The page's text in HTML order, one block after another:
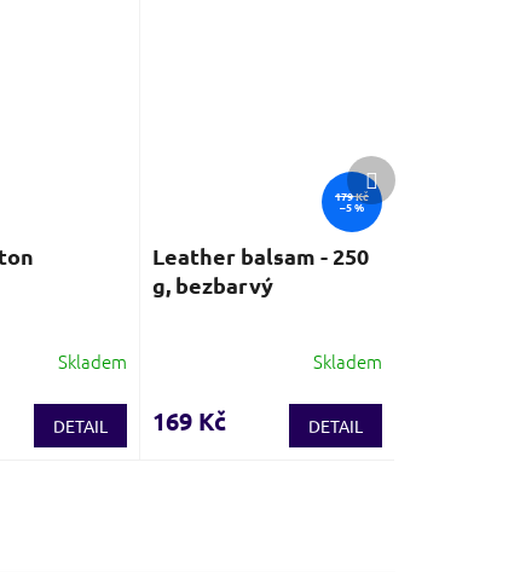
Skladem
DETAIL
179 Kč
–5 %
Leather balsam - 250
g, bezbarvý
produktu
je
Skladem
169 Kč DETAIL
Další
produkt